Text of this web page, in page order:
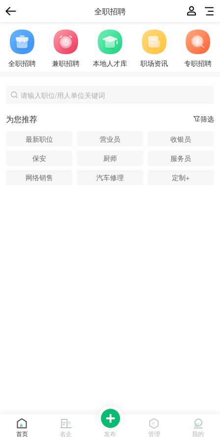
全职招聘
全职招聘 兼职招聘 本地人才库 职场资讯 专职招聘
筛选
为您推荐
最新职位 营业员
收银员
保安
厨师
服务员
网络销售
汽车修理 定制+
首页 名企 发布 管理 我的